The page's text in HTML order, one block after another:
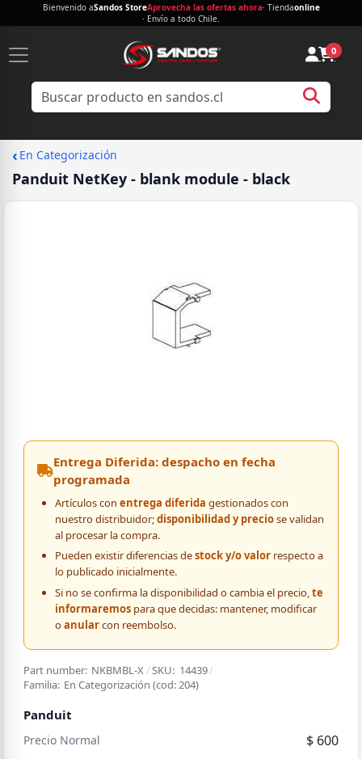
Bienvenido aSandos StoreAprovecha las ofertas ahora· Tiendaonline
· Envío a todo Chile.
0
‹ En Categorización
Panduit NetKey - blank module - black
Entrega Diferida: despacho en fecha
programada
Artículos con entrega diferida gestionados con
nuestro distribuidor;disponibilidad y preciose validan
al procesar la compra.
Pueden existir diferencias destock y/o valorrespecto a
lo publicado inicialmente.
Si no se confirma la disponibilidad o cambia el precio,te
informaremospara que decidas: mantener, modificar
oanularcon reembolso.
Part number: NKBMBL-X /SKU: 14439/
Familia: En Categorización (cod: 204)
Panduit
Precio Normal $ 600